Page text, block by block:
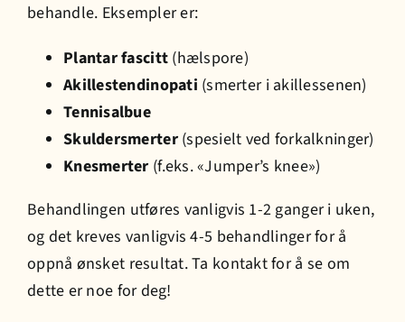
behandle. Eksempler er:
Plantar fascitt (hælspore)
Akillestendinopati (smerter i akillessenen)
Tennisalbue
Skuldersmerter(spesielt ved forkalkninger)
Knesmerter (f.eks. «Jumper’s knee»)
Behandlingen utføres vanligvis 1-2 ganger i uken,
og det kreves vanligvis 4-5 behandlinger for å
oppnå ønsket resultat. Ta kontakt for å se om
dette er noe for deg!